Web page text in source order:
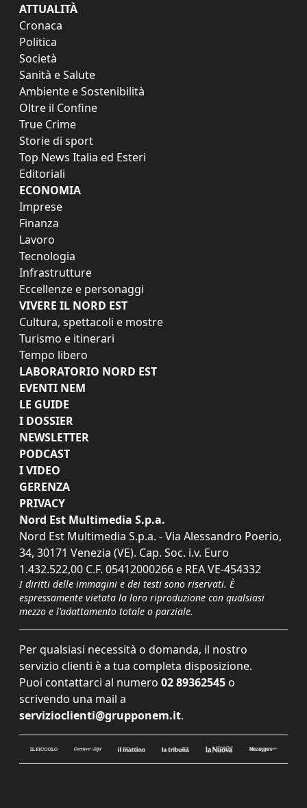
ATTUALITÀ
Cronaca
Politica
Società
Sanità e Salute
Ambiente e Sostenibilità
Oltre il Confine
True Crime
Storie di sport
Top News Italia ed Esteri
Editoriali
ECONOMIA
Imprese
Finanza
Lavoro
Tecnologia
Infrastrutture
Eccellenze e personaggi
VIVERE IL NORD EST
Cultura, spettacoli e mostre
Turismo e itinerari
Tempo libero
LABORATORIO NORD EST
EVENTI NEM
LE GUIDE
I DOSSIER
NEWSLETTER
PODCAST
I VIDEO
GERENZA
PRIVACY
Nord Est Multimedia S.p.a.
Nord Est Multimedia S.p.a. - Via Alessandro Poerio,
34, 30171 Venezia (VE). Cap. Soc. i.v. Euro
1.432.522,00 C.F. 05412000266 e REA VE-454332
I diritti delle immagini e dei testi sono riservati. È
espressamente vietata la loro riproduzione con qualsiasi
mezzo e l'adattamento totale o parziale.
Per qualsiasi necessità o domanda, il nostro
servizio clienti è a tua completa disposizione.
Puoi contattarci al numero 02 89362545 o
scrivendo una mail a
servizioclienti@grupponem.it.